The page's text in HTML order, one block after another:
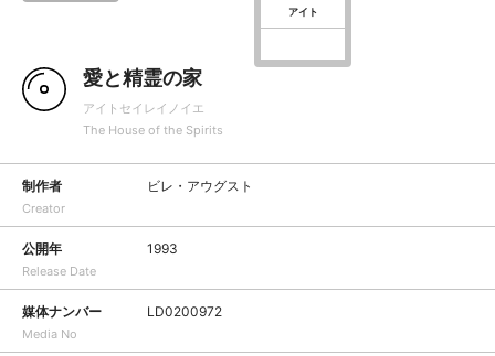
アイト
愛と精霊の家
アイトセイレイノイエ
The House of the Spirits
制作者
Creator
ビレ・アウグスト
公開年
Release Date
1993
媒体ナンバー
Media No
LD0200972